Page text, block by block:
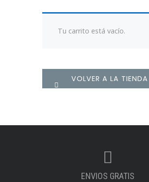
Tu carrito está vacío.
VOLVER A LA TIENDA
ENVIOS GRATIS